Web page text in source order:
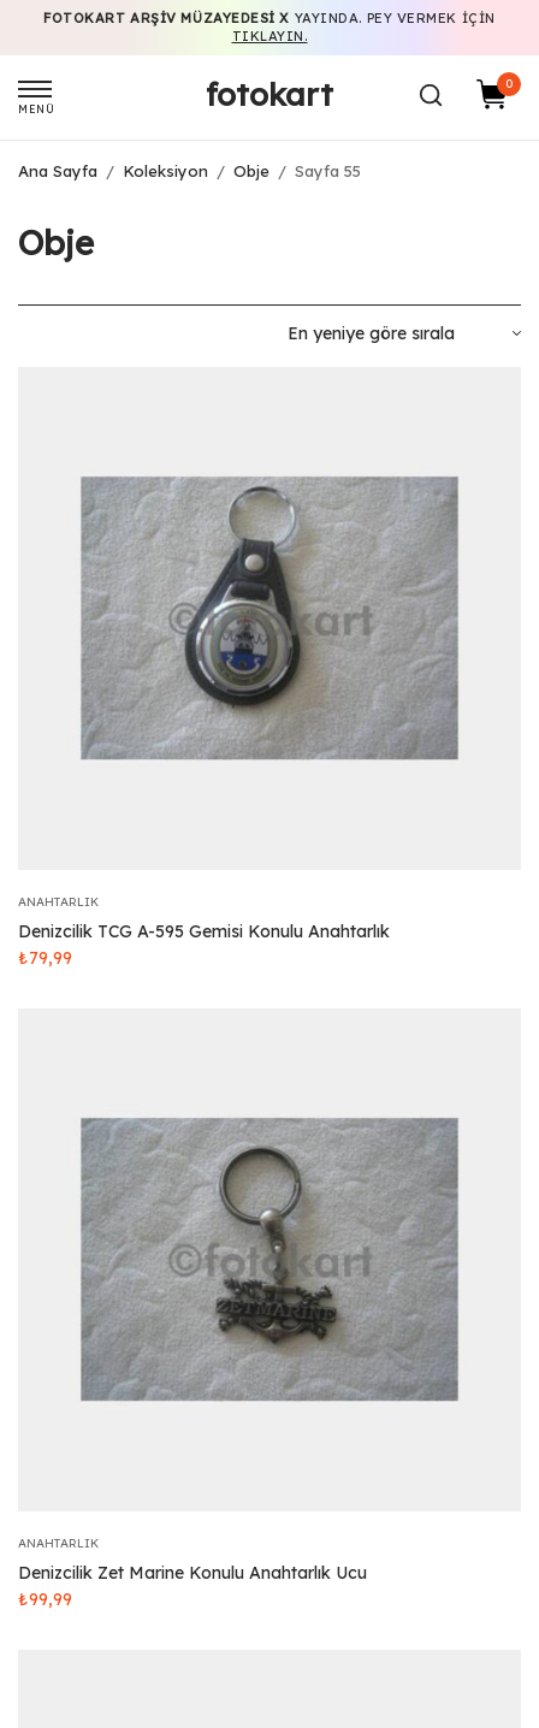
FOTOKART ARŞIV MÜZAYEDESI X YAYINDA. PEY VERMEK IÇIN
TIKLAYIN.
MENÜ fotokart 0
Ana Sayfa / Koleksiyon / Obje / Sayfa 55
Obje
ANAHTARLIK
Denizcilik TCG A-595 Gemisi Konulu Anahtarlık
₺79,99
ANAHTARLIK
Denizcilik Zet Marine Konulu Anahtarlık Ucu
₺99,99